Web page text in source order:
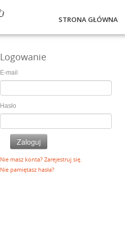
STRONA GŁÓWNA
Logowanie
E-mail
Hasło
Nie masz konta? Zarejestruj się.
Nie pamiętasz hasła?